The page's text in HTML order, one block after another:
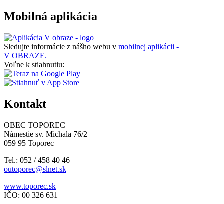
Mobilná aplikácia
Sledujte informácie z nášho webu v mobilnej aplikácii -
V OBRAZE.
Voľne k stiahnutiu:
Kontakt
OBEC TOPOREC
Námestie sv. Michala 76/2
059 95 Toporec
Tel.: 052 / 458 40 46
outoporec@slnet.sk
www.toporec.sk
IČO: 00 326 631